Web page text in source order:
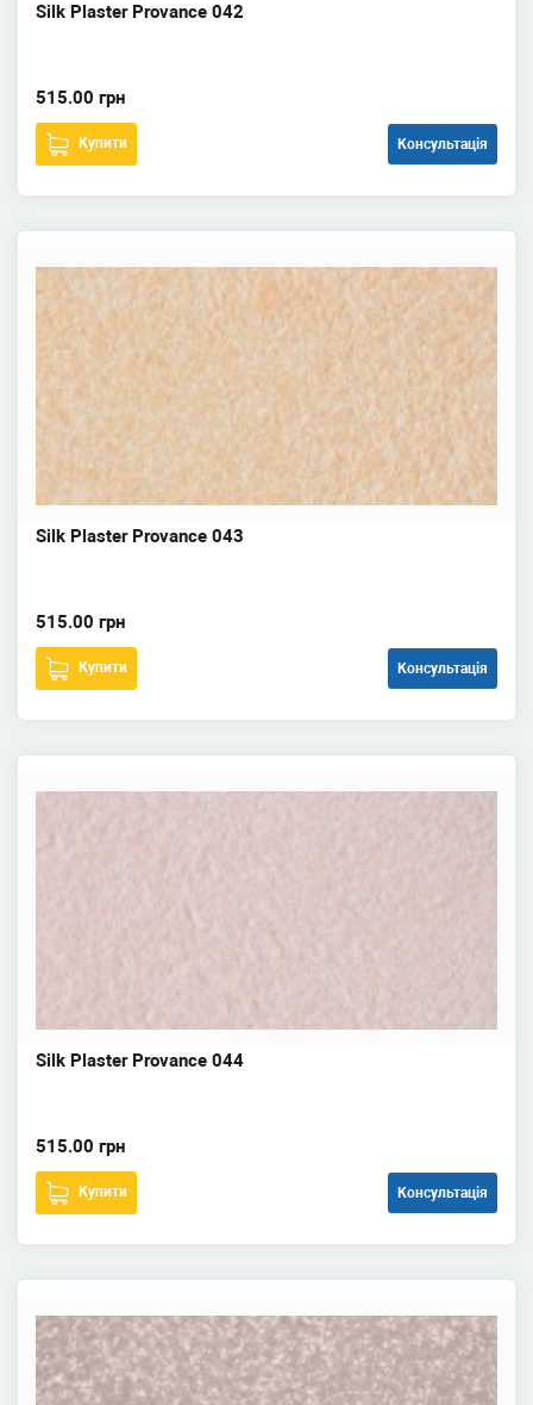
Silk Plaster Provance 042
515.00 грн
Купити Консультація
Silk Plaster Provance 043
515.00 грн
Купити Консультація
Silk Plaster Provance 044
515.00 грн
Купити Консультація